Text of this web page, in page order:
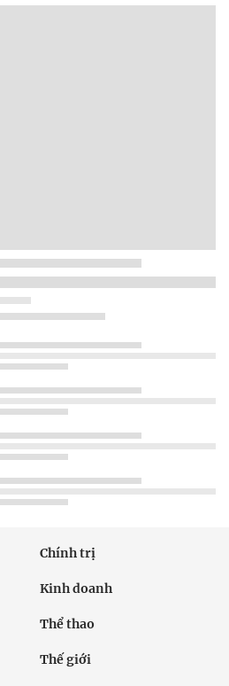
Chính trị
Kinh doanh
Thể thao
Thế giới